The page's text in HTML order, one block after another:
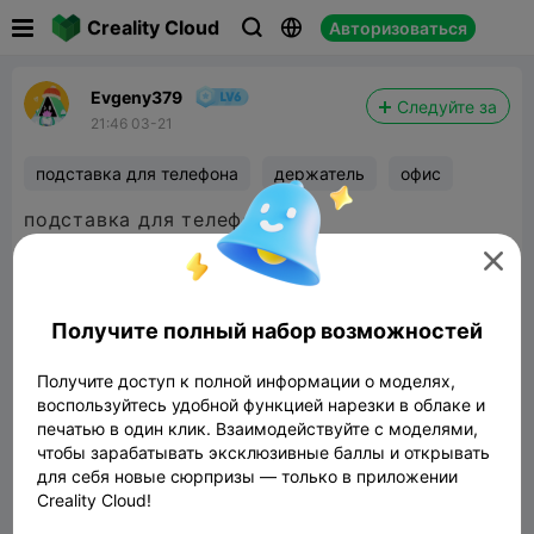
Creality Cloud   Авторизоваться
Evgeny379
21:46 03-21
Следуйте за
подставка для телефона держатель офис
подставка для телефона

Получите полный набор возможностей
Получите доступ к полной информации о моделях,
воспользуйтесь удобной функцией нарезки в облаке и
печатью в один клик. Взаимодействуйте с моделями,
чтобы зарабатывать эксклюзивные баллы и открывать
для себя новые сюрпризы — только в приложении
Creality Cloud!